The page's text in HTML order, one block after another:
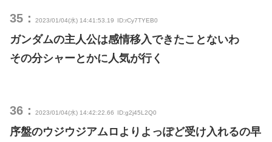
35： 2023/01/04(水) 14:41:53.19 ID:rCy7TYEB0
ガンダムの主人公は感情移入できたことないわ
その分シャーとかに人気が行く
36： 2023/01/04(水) 14:42:22.66 ID:g2j45L2Q0
序盤のウジウジアムロよりよっぽど受け入れるの早